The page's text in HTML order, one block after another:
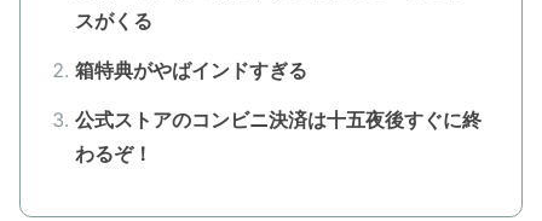
スがくる
箱特典がやばインドすぎる
公式ストアのコンビニ決済は十五夜後すぐに終
わるぞ！